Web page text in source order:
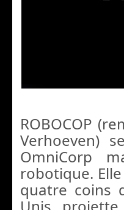
ROBOCOP
Verhoeven)
OmniCorp
robotique.
quatre coins